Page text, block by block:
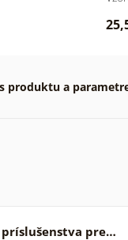
produktu a
príslušenstva pre…